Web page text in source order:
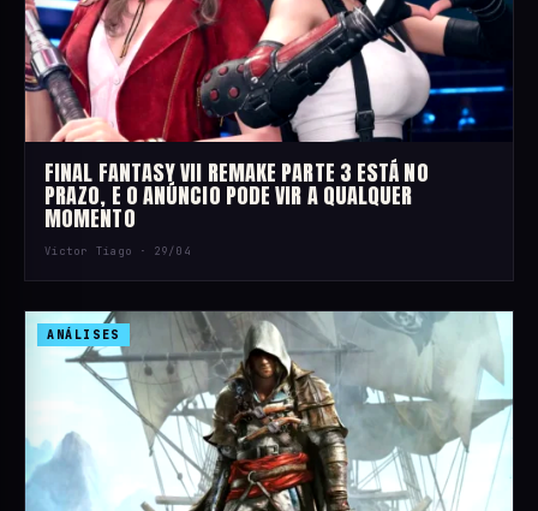
FINAL FANTASY VII REMAKE PARTE 3 ESTÁ NO
PRAZO, E O ANÚNCIO PODE VIR A QUALQUER
MOMENTO
Victor Tiago · 29/04
ANÁLISES